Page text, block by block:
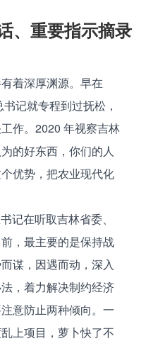
、重要指示摘录
着深厚渊源。早在
记就专程到过抚松，
作。2020 年视察吉林
的好东西，你们的人
优势，把农业现代化
在听取吉林省委、
，最主要的是保持战
谋，因遇而动，深入
，着力解决制约经济
意防止两种倾向。一
上项目，萝卜快了不